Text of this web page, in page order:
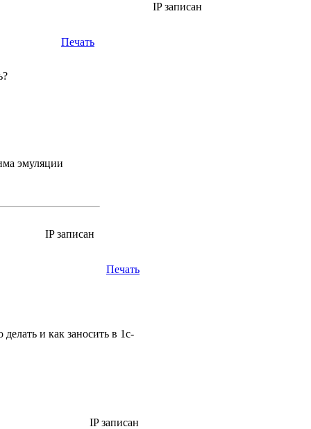
IP записан
Печать
эмуляции
IP записан
Печать
и как заносить в 1с-
IP записан